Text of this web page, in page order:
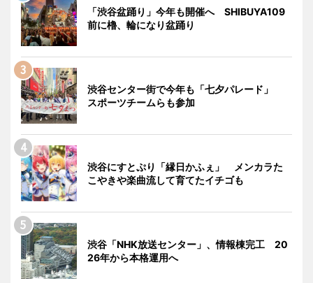
「渋谷盆踊り」今年も開催へ SHIBUYA109
前に櫓、輪になり盆踊り
渋谷センター街で今年も「七夕パレード」
スポーツチームらも参加
渋谷にすとぷり「縁日かふぇ」 メンカラた
こやきや楽曲流して育てたイチゴも
渋谷「NHK放送センター」、情報棟完工 20
26年から本格運用へ